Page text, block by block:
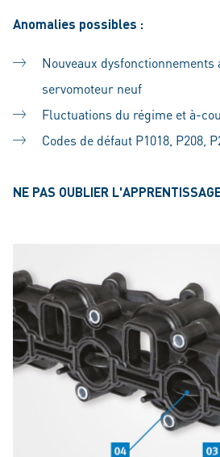
Anomalies possibles :
Nouveaux
servomoteur neuf
Fluctuations du régime et à-
Codes de défaut P1018, P208,
NE PAS OUBLIER